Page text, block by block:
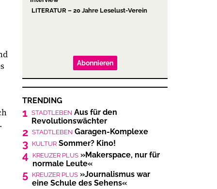
LITERATUR – 20 Jahre Leselust-Verein
Abonnieren
TRENDING
1 STADTLEBEN Aus für den
Revolutionswächter
2 STADTLEBEN Garagen-Komplexe
3 KULTUR Sommer? Kino!
4 KREUZER PLUS »Makerspace, nur für
normale Leute«
5 KREUZER PLUS »Journalismus war
eine Schule des Sehens«